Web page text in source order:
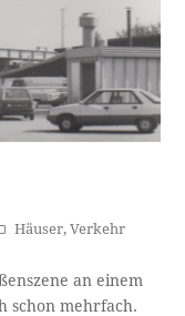
Häuser,Verkehr
an einem
schon mehrfach.